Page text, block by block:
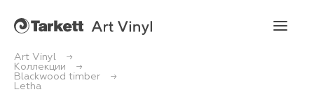
Art Vinyl
Коллекции
Blackwood timber
Letha